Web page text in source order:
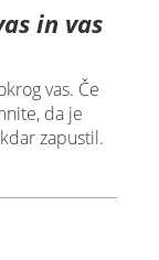
in vas
vas. Če
da je
zapustil.